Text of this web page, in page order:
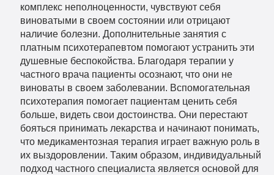
комплекс неполноценности, чувствуют себя
виноватыми в своем состоянии или отрицают
наличие болезни. Дополнительные занятия с
платным психотерапевтом помогают устранить эти
душевные беспокойства. Благодаря терапии у
частного врача пациенты осознают, что они не
виноваты в своем заболевании. Вспомогательная
психотерапия помогает пациентам ценить себя
больше, видеть свои достоинства. Они перестают
бояться принимать лекарства и начинают понимать,
что медикаментозная терапия играет важную роль в
их выздоровлении. Таким образом, индивидуальный
подход частного специалиста является основой для